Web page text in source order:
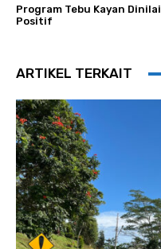
Program Tebu Kayan Dinilai
Positif
ARTIKEL TERKAIT